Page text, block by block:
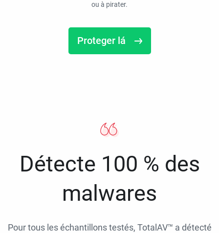
ou à pirater.
Proteger lá
Détecte 100 % des
malwares
Pour tous les échantillons testés, TotalAV™ a détecté